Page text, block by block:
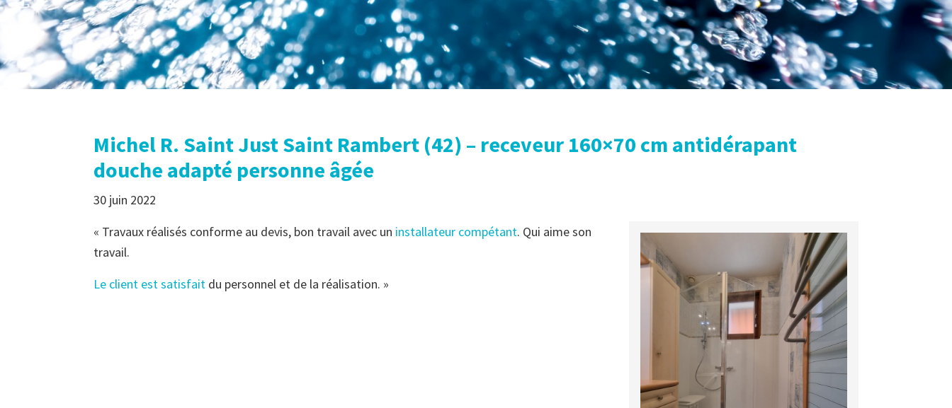
Michel R. Saint Just Saint Rambert (42) – receveur 160×70 cm antidérapant
douche adapté personne âgée
30 juin 2022
« Travaux réalisés conforme au devis, bon travail avec un installateur compétant. Qui aime son
travail.
Le client est satisfait du personnel et de la réalisation. »